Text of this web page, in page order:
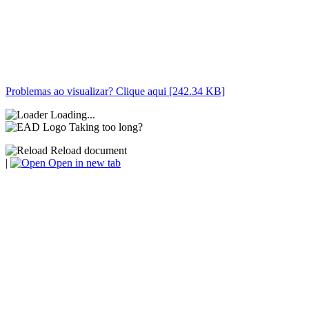
Problemas ao visualizar? Clique aqui [242.34 KB]
Loading...
Taking too long?
Reload document
|
Open in new tab